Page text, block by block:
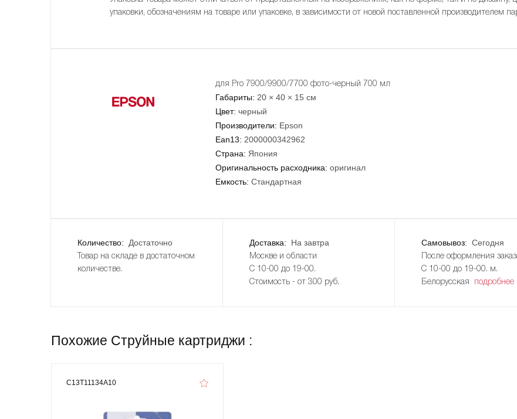
упаковки, обозначениям на товаре или упаковке, в зависимости от новой поставленной производителем
для Pro 7900/9900/7700 фото-черный 700 мл
Габариты: 20 × 40 × 15 см
Цвет: черный
Производители: Epson
Ean13: 2000000342962
Страна: Япония
Оригинальность расходника: оригинал
Емкость: Стандартная
Количество: Достаточно
Товар на складе в достаточном
количестве.
Доставка: На завтра
Москве и области
С 10-00 до 19-00.
Стоимость - от 300 руб.
Самовывоз: Сегодня
После оформления
С 10-00 до 19-00. м.
Белорусская
подробнее
Похожие Струйные картриджи :
C13T11134A10